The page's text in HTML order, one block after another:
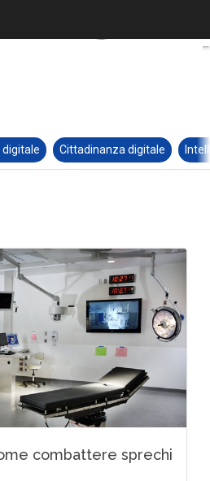
Cittadinanza digitale
combattere sprechi